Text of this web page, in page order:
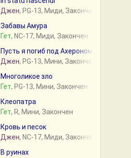
Джен, PG-13, Миди, Закончен
Забавы Амура
Гет, NC-17, Миди, Закончен
Пусть я погиб под Ахероном
Джен, PG-13, Мини, Закончен
Многоликое зло
Гет, PG-13, Мини, Закончен
Клеопатра
Гет, R, Мини, Закончен
Кровь и песок
Джен, NC-17, Миди, Закончен
В руинах